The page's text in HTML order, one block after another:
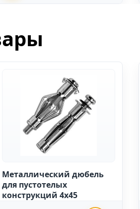
Металлический дюбель
для пустотелых
конструкций 4х45